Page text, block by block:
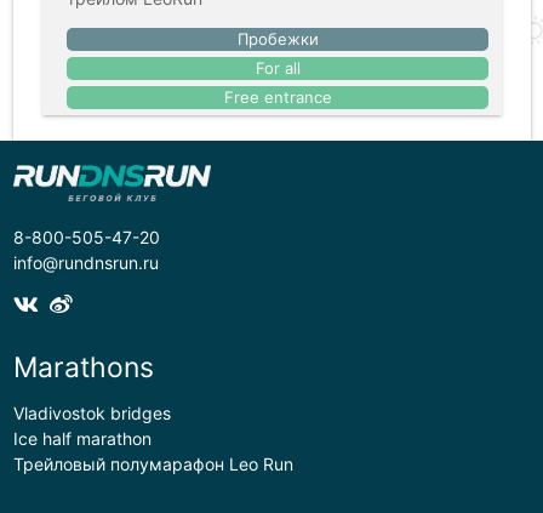
Пробежки
For all
Free entrance
8-800-505-47-20
info@rundnsrun.ru
Marathons
Vladivostok bridges
Ice half marathon
Трейловый полумарафон Leo Run